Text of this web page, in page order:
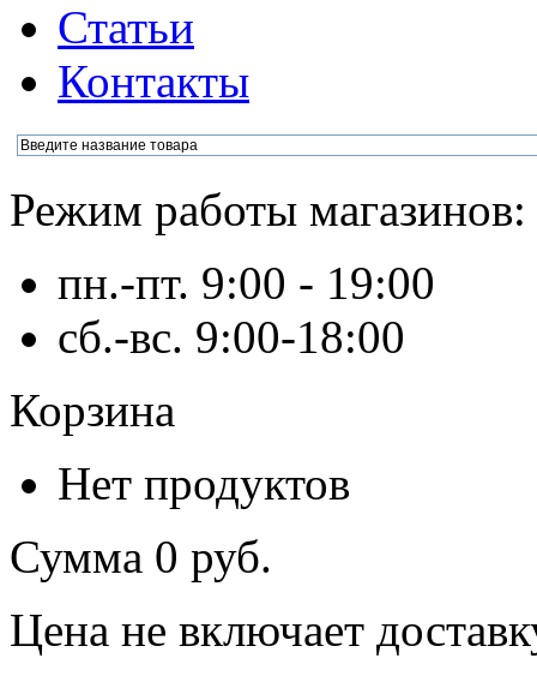
Статьи
Контакты
Режим работы магазинов:
пн.-пт. 9:00 - 19:00
сб.-вс. 9:00-18:00
Корзина
Нет продуктов
Сумма 0 руб.
Цена не включает